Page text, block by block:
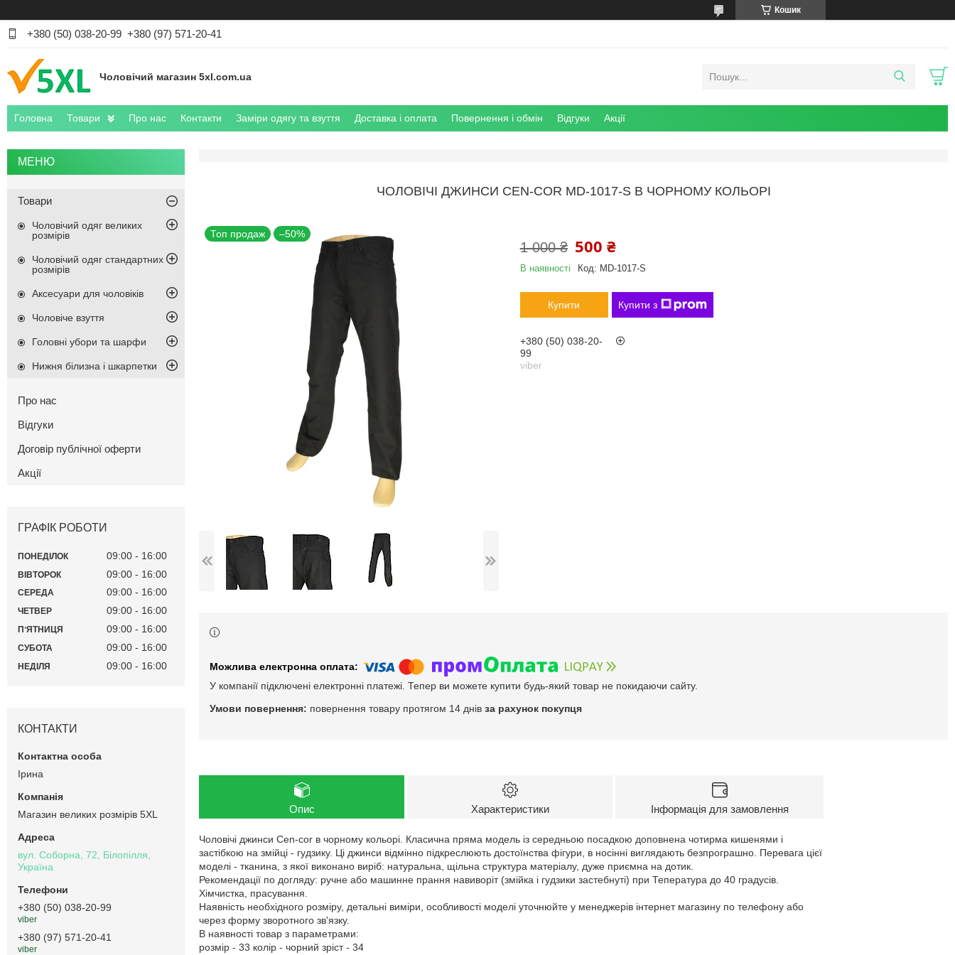
Кошик
+380 (50) 038-20-99 +380 (97) 571-20-41
Чоловічий магазин 5xl.com.ua
Головна Товари Про нас Контакти Заміри одягу та взуття Доставка і оплата Повернення і обмін Відгуки Акції
ЧОЛОВІЧІ ДЖИНСИ CEN-COR MD-1017-S В ЧОРНОМУ КОЛЬОРІ
Топ продаж –50%
1 000 ₴ 500 ₴
В наявності Код: MD-1017-S
Купити Купити з
+380 (50) 038-20-
99
viber
У компанії підключені електронні платежі. Тепер ви можете купити будь-який товар не покидаючи сайту.
повернення товару протягом 14 днів за рахунок покупця
Опис Характеристики Інформація для замовлення
Чоловічі джинси Cen-cor в чорному кольорі. Класична пряма модель із середньою посадкою доповнена чотирма кишенями і
застібкою на змійці - гудзику. Ці джинси відмінно підкреслюють достоїнства фігури, в носінні виглядають безпрограшно. Перевага цієї
моделі - тканина, з якої виконано виріб: натуральна, щільна структура матеріалу, дуже приємна на дотик.
Рекомендації по догляду: ручне або машинне прання навиворіт (змійка і гудзики застебнуті) при Тепература до 40 градусів.
Хімчистка, прасування.
Наявність необхідного розміру, детальні виміри, особливості моделі уточнюйте у менеджерів інтернет магазину по телефону або
через форму зворотного зв'язку.
В наявності товар з параметрами:
розмір - 33 колір - чорний зріст - 34
Товари
Чоловічий одяг великих
розмірів
Чоловічий одяг стандартних
розмірів
Аксесуари для чоловіків
Чоловіче взуття
Головні убори та шарфи
Нижня білизна і шкарпетки
Про нас
Відгуки
Договір публічної оферти
Акції
ГРАФІК РОБОТИ
ПОНЕДІЛОК 09:00 16:00
ВІВТОРОК 09:00 16:00
СЕРЕДА 09:00 16:00
ЧЕТВЕР 09:00 16:00
ПʼЯТНИЦЯ 09:00 16:00
СУБОТА 09:00 16:00
НЕДІЛЯ 09:00 16:00
КОНТАКТИ
Ірина
Магазин великих розмірів 5XL
вул. Соборна, 72, Білопілля,
Україна
+380 (50) 038-20-99
viber
+380 (97) 571-20-41
viber